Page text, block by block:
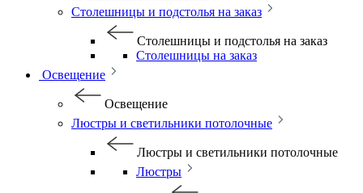
Столешницы и подстолья на заказ
Столешницы и подстолья на заказ
Столешницы на заказ
Освещение
Освещение
Люстры и светильники потолочные
Люстры и светильники потолочные
Люстры